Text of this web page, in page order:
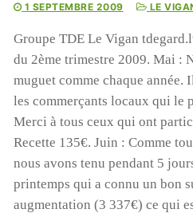
1 SEPTEMBRE 2009 LE
Groupe TDE Le Vigan
du 2ème trimestre 2009. Mai :
muguet comme chaque année.
les commerçants locaux qui le
Merci à tous ceux qui ont
Recette 135€. Juin : Comme
nous avons tenu pendant 5
printemps qui a connu un bon
augmentation (3 337€) ce qui